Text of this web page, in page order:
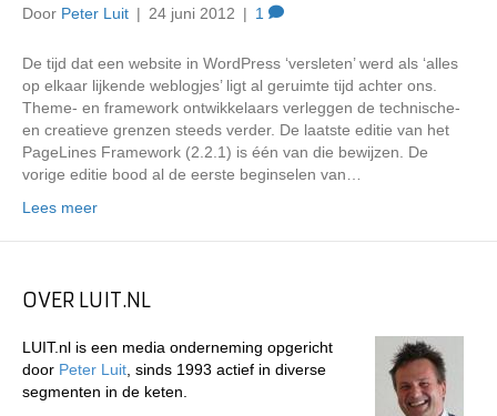
Door Peter Luit | 24 juni 2012 | 1
De tijd dat een website in WordPress ‘versleten’ werd als ‘alles
op elkaar lijkende weblogjes’ ligt al geruimte tijd achter ons.
Theme- en framework ontwikkelaars verleggen de technische-
en creatieve grenzen steeds verder. De laatste editie van het
PageLines Framework (2.2.1) is één van die bewijzen. De
vorige editie bood al de eerste beginselen van…
Lees meer
OVER LUIT.NL
LUIT.nl is een media onderneming opgericht
door Peter Luit , sinds 1993 actief in diverse
segmenten in de keten.